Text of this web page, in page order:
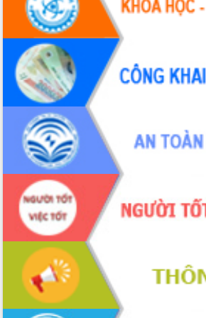
hiện nhiệm vụ quản lý tài sản công
hàng tuần
Tháo gỡ những vướng mắc, đẩy mạnh
công tác cải cách thủ tục hành chính
tại Trung tâm Phục vụ hành chính
công tỉnh
Đắk Lắk: Tôn vinh 46 giải pháp tại Hội
thi Sáng tạo Kỹ thuật 2024 - 2025
Đắk Lắk rà soát, điều chỉnh Đề án 190
về phát triển nuôi trồng thủy sản
Phó Chủ tịch UBND tỉnh Đắk Lắk
Trương Công Thái kiểm tra thực địa
Dự án cao tốc Khánh Hòa - Buôn Ma
Thuột
Định vị cà phê Việt Nam như một “di
sản sống” trong dòng chảy toàn cầu
Xây dựng nông thôn mới: Nâng cao đời
sống người dân từ những mô hình thiết
thực
Quyết liệt tháo gỡ vướng mắc, đẩy